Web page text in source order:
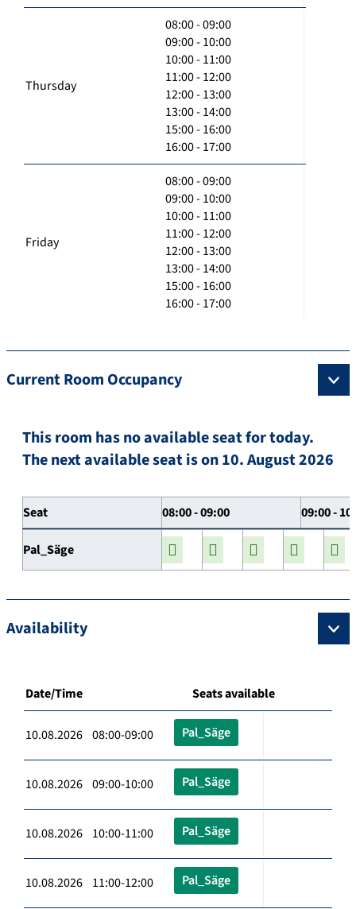
Thursday
08:00 - 09:00
09:00 - 10:00
10:00 - 11:00
11:00 - 12:00
12:00 - 13:00
13:00 - 14:00
15:00 - 16:00
16:00 - 17:00
Friday
08:00 - 09:00
09:00 - 10:00
10:00 - 11:00
11:00 - 12:00
12:00 - 13:00
13:00 - 14:00
15:00 - 16:00
16:00 - 17:00
Current Room Occupancy
This room has no available seat for today.
The next available seat is on 10. August 2026
Seat 08:00 - 09:00 09:00 -
Pal_Säge
Availability
Date/Time Seats available
10.08.2026 08:00-09:00 Pal_Säge
10.08.2026 09:00-10:00 Pal_Säge
10.08.2026 10:00-11:00 Pal_Säge
10.08.2026 11:00-12:00 Pal_Säge